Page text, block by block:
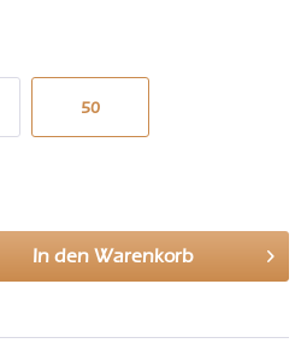
50
In den Warenkorb